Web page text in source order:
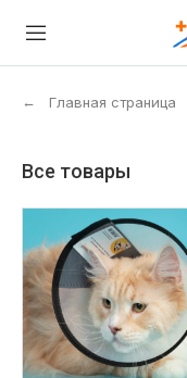
← Главная страница
Все товары